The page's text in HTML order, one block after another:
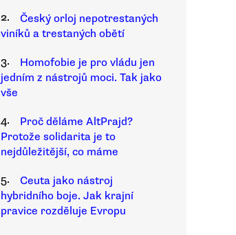
2.
Český orloj nepotrestaných
viníků a trestaných obětí
3.
Homofobie je pro vládu jen
jedním z nástrojů moci. Tak jako
vše
4.
Proč děláme AltPrajd?
Protože solidarita je to
nejdůležitější, co máme
5.
Ceuta jako nástroj
hybridního boje. Jak krajní
pravice rozděluje Evropu